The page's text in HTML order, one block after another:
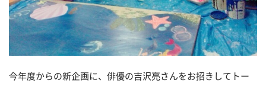
今年度からの新企画に、俳優の吉沢亮さんをお招きしてトー